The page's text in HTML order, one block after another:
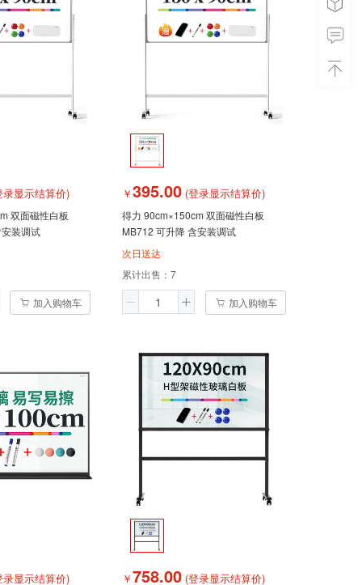
录显示结算价)
双面磁性白板
装调试
加入购物车
￥395.00 (登录显示结算价)
得力 90cm×150cm 双面磁性白板
MB712 可升降 含安装调试
次日送达
累计出售： 7
加入购物车
录显示结算价) ￥758.00 (登录显示结算价)